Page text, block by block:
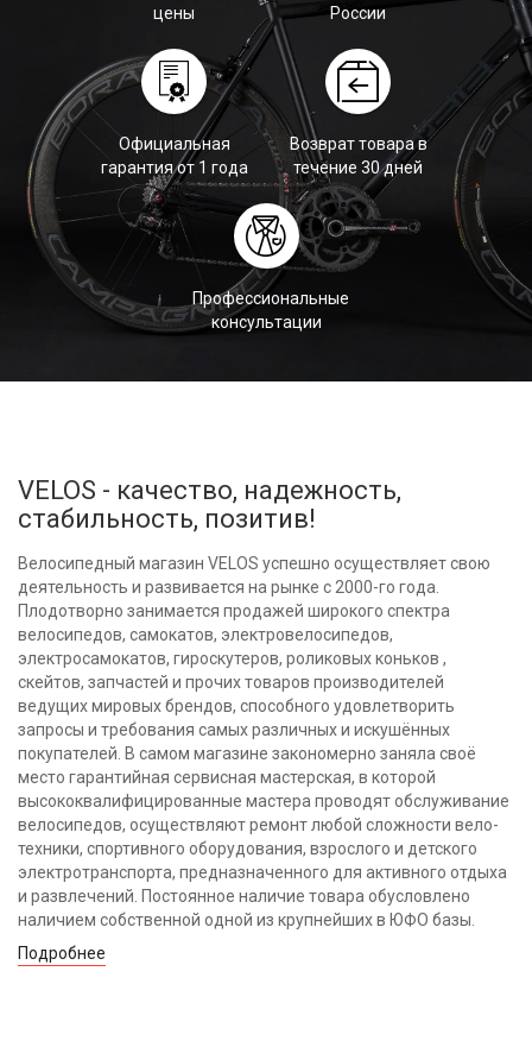
цены
России
Официальная
гарантия от 1 года
Возврат товара в
течение 30 дней
Профессиональные
консультации
VELOS - качество, надежность,
стабильность, позитив!
Велосипедный магазин VELOS успешно осуществляет свою
деятельность и развивается на рынке с 2000-го года.
Плодотворно занимается продажей широкого спектра
велосипедов, самокатов, электровелосипедов,
электросамокатов, гироскутеров, роликовых коньков ,
скейтов, запчастей и прочих товаров производителей
ведущих мировых брендов, способного удовлетворить
запросы и требования самых различных и искушённых
покупателей. В самом магазине закономерно заняла своё
место гарантийная сервисная мастерская, в которой
высококвалифицированные мастера проводят обслуживание
велосипедов, осуществляют ремонт любой сложности вело-
техники, спортивного оборудования, взрослого и детского
электротранспорта, предназначенного для активного отдыха
и развлечений. Постоянное наличие товара обусловлено
наличием собственной одной из крупнейших в ЮФО базы.
Подробнее